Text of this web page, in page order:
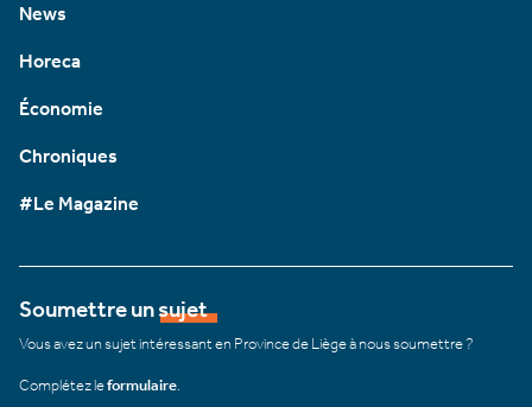
News
Horeca
Économie
Chroniques
#Le Magazine
Soumettre un sujet
Vous avez un sujet intéressant en Province de Liège à nous soumettre ?
Complétez leformulaire